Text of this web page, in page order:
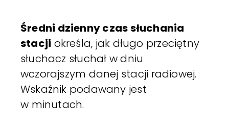
Średni dzienny czas słuchania
stacji określa, jak długo przeciętny
słuchacz słuchał w dniu
wczorajszym danej stacji radiowej.
Wskaźnik podawany jest
w minutach.